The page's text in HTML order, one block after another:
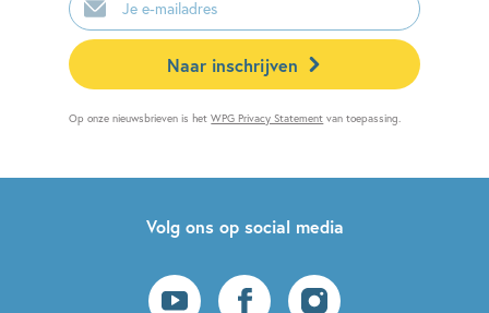
mailadres
Naar inschrijven
Op onze nieuwsbrieven is hetWPG Privacy Statement van toepassing.
Volg ons op social media